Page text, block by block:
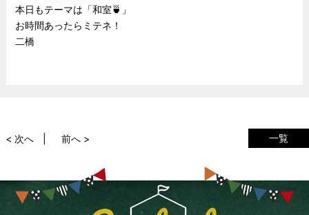
本日もテーマは「和室🍵」
お時間あったらミテネ！
二橋
一覧
< 次へ 前へ >